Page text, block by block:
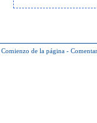
Comienzo de la página -